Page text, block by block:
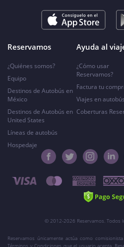
Reservamos
¿Quiénes somos?
Equipo
Destinos de Autobús en
México
Destinos de Autobús en
United States
Líneas de autobús
Hospedaje
Ayuda al
¿Cómo usar
Reservamos?
Factura tu
Viajes en autobús
Coberturas
© 2012-2026 Reservamos. Todos
Reservamos únicamente actúa como